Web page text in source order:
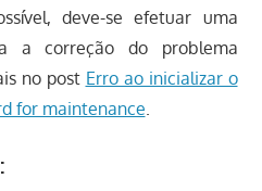
deve-se efetuar uma
a correção do problema
no post Erro ao inicializar o
for maintenance.